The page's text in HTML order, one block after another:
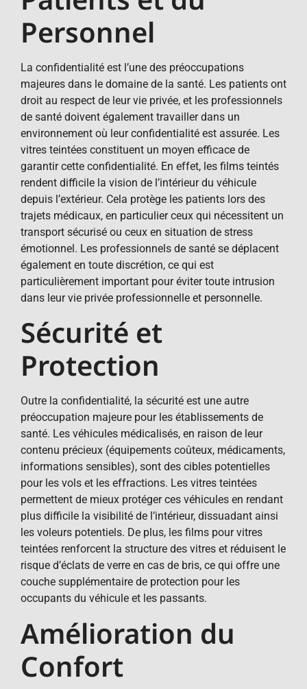
Personnel
La confidentialité est l’une des préoccupations
majeures dans le domaine de la santé. Les patients ont
droit au respect de leur vie privée, et les professionnels
de santé doivent également travailler dans un
environnement où leur confidentialité est assurée. Les
vitres teintées constituent un moyen efficace de
garantir cette confidentialité. En effet, les films teintés
rendent difficile la vision de l’intérieur du véhicule
depuis l’extérieur. Cela protège les patients lors des
trajets médicaux, en particulier ceux qui nécessitent un
transport sécurisé ou ceux en situation de stress
émotionnel. Les professionnels de santé se déplacent
également en toute discrétion, ce qui est
particulièrement important pour éviter toute intrusion
dans leur vie privée professionnelle et personnelle.
Sécurité et
Protection
Outre la confidentialité, la sécurité est une autre
préoccupation majeure pour les établissements de
santé. Les véhicules médicalisés, en raison de leur
contenu précieux (équipements coûteux, médicaments,
informations sensibles), sont des cibles potentielles
pour les vols et les effractions. Les vitres teintées
permettent de mieux protéger ces véhicules en rendant
plus difficile la visibilité de l’intérieur, dissuadant ainsi
les voleurs potentiels. De plus, les films pour vitres
teintées renforcent la structure des vitres et réduisent le
risque d’éclats de verre en cas de bris, ce qui offre une
couche supplémentaire de protection pour les
occupants du véhicule et les passants.
Amélioration du
Confort